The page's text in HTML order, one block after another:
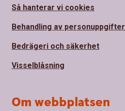
Så hanterar vi cookies
Behandling av personuppgifter
Bedrägeri och säkerhet
Visselblåsning
Om webbplatsen